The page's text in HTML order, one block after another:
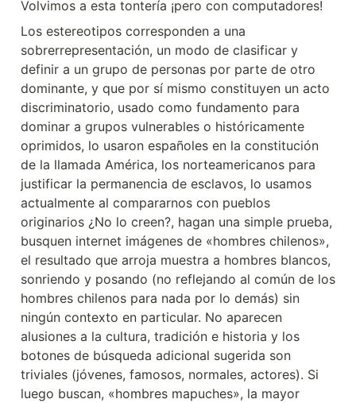
Volvimos a esta tontería ¡pero con computadores!
Los estereotipos corresponden a una
sobrerrepresentación, un modo de clasificar y
definir a un grupo de personas por parte de otro
dominante, y que por sí mismo constituyen un acto
discriminatorio, usado como fundamento para
dominar a grupos vulnerables o históricamente
oprimidos, lo usaron españoles en la constitución
de la llamada América, los norteamericanos para
justificar la permanencia de esclavos, lo usamos
actualmente al compararnos con pueblos
originarios ¿No lo creen?, hagan una simple prueba,
busquen internet imágenes de «hombres chilenos»,
el resultado que arroja muestra a hombres blancos,
sonriendo y posando (no reflejando al común de los
hombres chilenos para nada por lo demás) sin
ningún contexto en particular. No aparecen
alusiones a la cultura, tradición e historia y los
botones de búsqueda adicional sugerida son
triviales (jóvenes, famosos, normales, actores). Si
luego buscan, «hombres mapuches», la mayor